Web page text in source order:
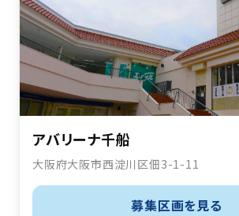
アバリーナ千船
大阪府大阪市西淀川区佃3-1-11
募集区画を見る